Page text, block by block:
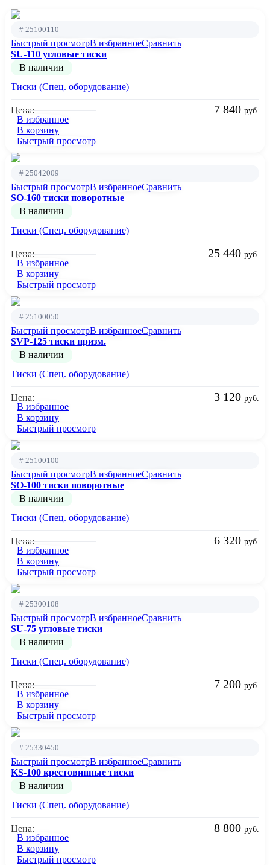
# 25100110
Быстрый просмотрВ избранноеСравнить
SU-110 угловые тиски
В наличии
Тиски (Спец. оборудование)
Цена: 7 840 руб.
В избранное
В корзину
Быстрый просмотр
# 25042009
Быстрый просмотрВ избранноеСравнить
SO-160 тиски поворотные
В наличии
Тиски (Спец. оборудование)
Цена: 25 440 руб.
В избранное
В корзину
Быстрый просмотр
# 25100050
Быстрый просмотрВ избранноеСравнить
SVP-125 тиски призм.
В наличии
Тиски (Спец. оборудование)
Цена: 3 120 руб.
В избранное
В корзину
Быстрый просмотр
# 25100100
Быстрый просмотрВ избранноеСравнить
SO-100 тиски поворотные
В наличии
Тиски (Спец. оборудование)
Цена: 6 320 руб.
В избранное
В корзину
Быстрый просмотр
# 25300108
Быстрый просмотрВ избранноеСравнить
SU-75 угловые тиски
В наличии
Тиски (Спец. оборудование)
Цена: 7 200 руб.
В избранное
В корзину
Быстрый просмотр
# 25330450
Быстрый просмотрВ избранноеСравнить
KS-100 крестовинные тиски
В наличии
Тиски (Спец. оборудование)
Цена: 8 800 руб.
В избранное
В корзину
Быстрый просмотр